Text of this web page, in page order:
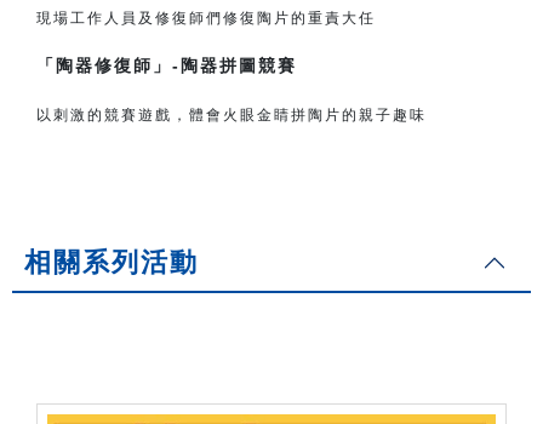
現場工作人員及修復師們修復陶片的重責大任
「陶器修復師」 - 陶器拼圖競賽
以刺激的競賽遊戲，體會火眼金睛拼陶片的親子趣味
相關系列活動